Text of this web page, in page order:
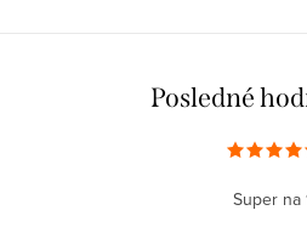
Posledné
Super na